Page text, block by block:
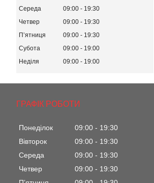
Середа
09:00
19:30
Четвер
09:00
19:30
Пʼятниця
09:00
19:30
Субота
09:00
19:00
Неділя
09:00 19:00
ГРАФІК РОБОТИ
Понеділок 09:00
19:30
Вівторок
09:00
19:30
Середа
09:00
19:30
Четвер
09:00
19:30